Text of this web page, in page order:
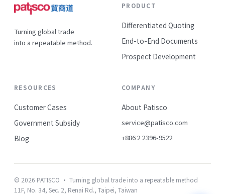
Turning global trade
into a repeatable method.
PRODUCT
Differentiated Quoting
End-to-End Documents
Prospect Development
RESOURCES
Customer Cases
Government Subsidy
Blog
COMPANY
About Patisco
service@patisco.com
+886 2 2396-9522
© 2026 PATISCO · Turning global trade into a repeatable method
11F, No. 34, Sec. 2, Renai Rd., Taipei, Taiwan